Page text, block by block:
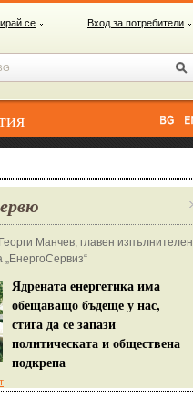
се Вход за потребители
Георги Манчев, главен изпълнителен
„ЕнергоСервиз“
Ядрената енергетика има
обещаващо бъдеще у нас,
стига да се запази
политическата и обществена
подкрепа